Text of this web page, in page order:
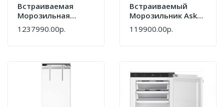
Встраиваемая
Морозильная
Камера Signature
Kitchen Suite
1237990.00р.
Встраиваемый
Морозильник Asko
FN31442EI
119900.00р.